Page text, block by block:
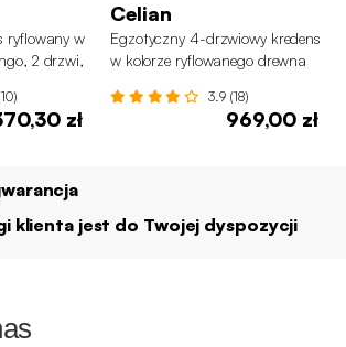
ryflowany w
2 drzwi,
zł
Celian
Egzotyczny 4-drzwiowy kredens
w kolorze ryflowanego drewna
3.9 (18)
969,00 zł
klienta jest do Twojej dyspozycji